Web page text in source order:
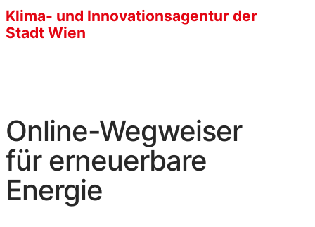
Klima- und Innovationsagentur der
Stadt Wien
Online-Wegweiser
für erneuerbare
Energie